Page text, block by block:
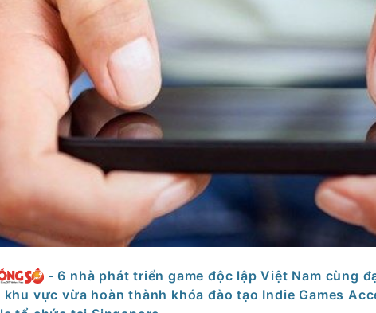
- 6 nhà phát triển game độc lập Việt Nam cùng
vực vừa hoàn thành khóa đào tạo Indie Games